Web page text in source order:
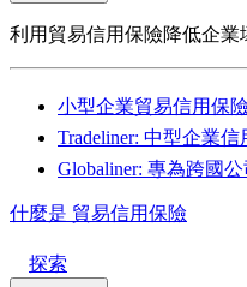
利用貿易信用保險降低企業
小型企業貿易信用保
Tradeliner: 中型企業
Globaliner: 專為跨國
什麼是 貿易信用保險
探索